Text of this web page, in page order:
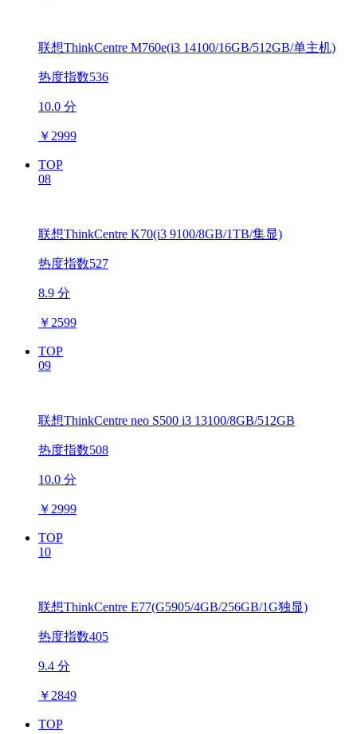
联想ThinkCentre M760e(i3 14100/16GB/512GB/单主机)
热度指数536
10.0 分
￥ 2999
TOP
08
联想ThinkCentre K70(i3 9100/8GB/1TB/集显)
热度指数527
8.9 分
￥ 2599
TOP
09
联想ThinkCentre neo S500 i3 13100/8GB/512GB
热度指数508
10.0 分
￥ 2999
TOP
10
联想ThinkCentre E77(G5905/4GB/256GB/1G独显)
热度指数405
9.4 分
￥ 2849
TOP